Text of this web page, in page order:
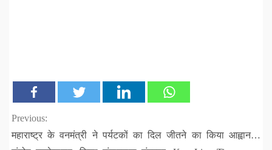
Continue
Previous:
महाराष्ट्र के वनमंत्री ने पर्यटकों का दिल जीतने का किया आह्वान…